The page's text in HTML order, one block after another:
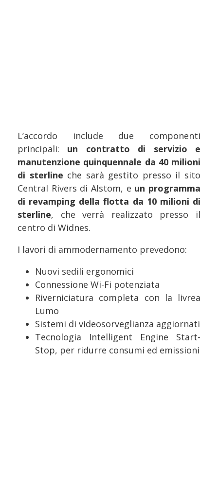
L’accordo include due componenti
principali: un contratto di servizio e
manutenzione quinquennale da 40 milioni
di sterline che sarà gestito presso il sito
Central Rivers di Alstom, e un programma
di revamping della flotta da 10 milioni di
sterline, che verrà realizzato presso il
centro di Widnes.
I lavori di ammodernamento prevedono:
Nuovi sedili ergonomici
Connessione Wi-Fi potenziata
Riverniciatura completa con la livrea
Lumo
Sistemi di videosorveglianza aggiornati
Tecnologia Intelligent Engine Start-
Stop, per ridurre consumi ed emissioni